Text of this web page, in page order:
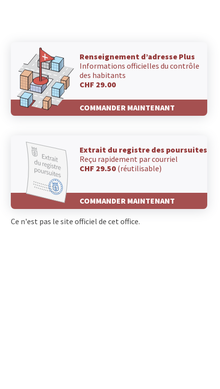
Renseignement d’adresse Plus
Informations officielles du contrôle
des habitants
CHF 29.00
COMMANDER MAINTENANT
Extrait du registre des poursuites
Reçu rapidement par courriel
CHF 29.50 (réutilisable)
COMMANDER MAINTENANT
Ce n'est pas le site officiel de cet office.